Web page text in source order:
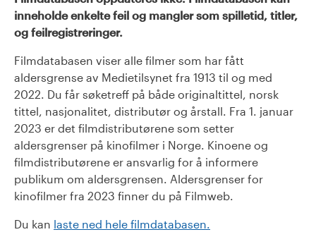
inneholde enkelte feil og mangler som spilletid, titler,
og feilregistreringer.
Filmdatabasen viser alle filmer som har fått
aldersgrense av Medietilsynet fra 1913 til og med
2022. Du får søketreff på både originaltittel, norsk
tittel, nasjonalitet, distributør og årstall. Fra 1. januar
2023 er det filmdistributørene som setter
aldersgrenser på kinofilmer i Norge. Kinoene og
filmdistributørene er ansvarlig for å informere
publikum om aldersgrensen. Aldersgrenser for
kinofilmer fra 2023 finner du på Filmweb.
Du kan laste ned hele filmdatabasen.